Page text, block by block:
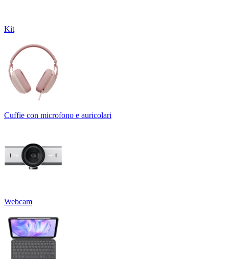
Kit
Cuffie con microfono e auricolari
Webcam